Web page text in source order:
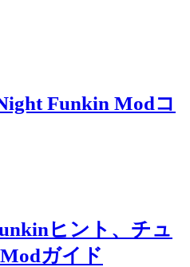
Funkin Modコ
ヒント、チュ
ガイド